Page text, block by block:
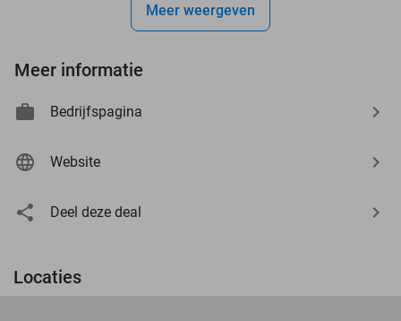
Meer weergeven
Meer informatie
Bedrijfspagina
Website
Deel deze deal
Locaties